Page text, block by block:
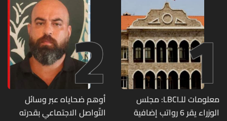
1
معلومات للـLBCI: مجلس
الوزراء يقر 6 رواتب إضافية
2
أوهم ضحاياه عبر وسائل
التّواصل الاجتماعي بقدرته